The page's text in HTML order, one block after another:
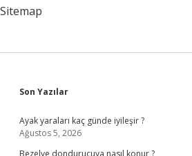
Sitemap
Sidebar
Son Yazılar
Ayak yaraları kaç günde iyileşir ?
Ağustos 5, 2026
Bezelye dondurucuya nasıl konur ?